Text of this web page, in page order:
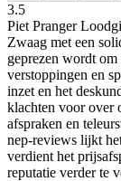
3.5
Piet Pranger
Zwaag met een
geprezen wordt
verstoppingen en
inzet en het
klachten voor over
afspraken en
nep‑reviews lijkt
verdient het
reputatie verder te